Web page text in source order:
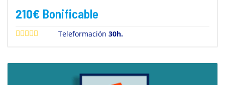
210€ Bonificable
Teleformación30h.